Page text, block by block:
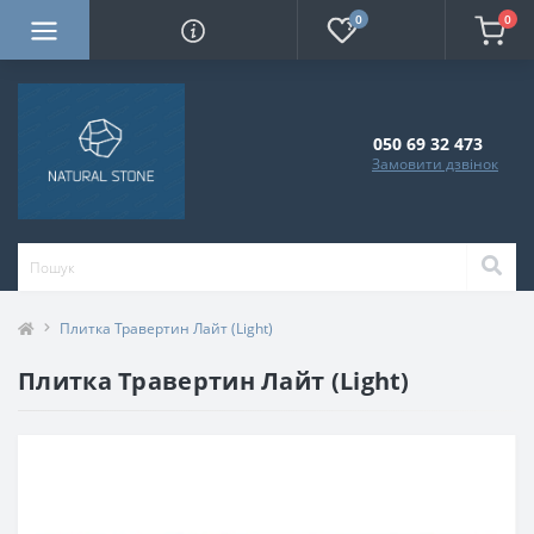
0 0
050 69 32 473
Замовити дзвінок
Плитка Травертин Лайт (Light)
Плитка Травертин Лайт (Light)